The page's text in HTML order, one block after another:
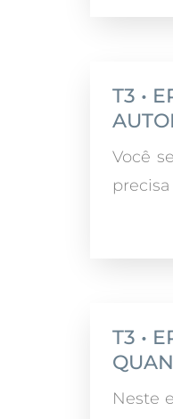
T3 •
Você
T3 •
Neste